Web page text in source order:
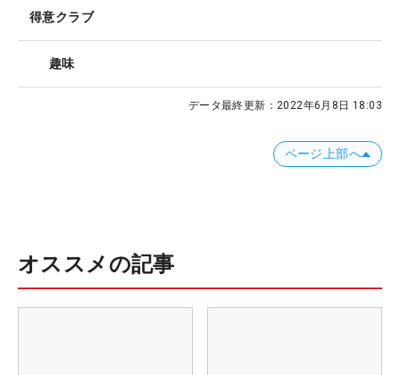
得意クラブ
趣味
データ最終更新： 2022年6月8日 18:03
ページ上部へ
オススメの記事